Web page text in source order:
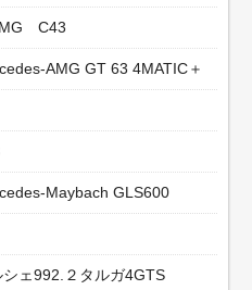
C43
AMG GT 63 4MATIC＋
Maybach GLS600
ェ992.２タルガ4GTS